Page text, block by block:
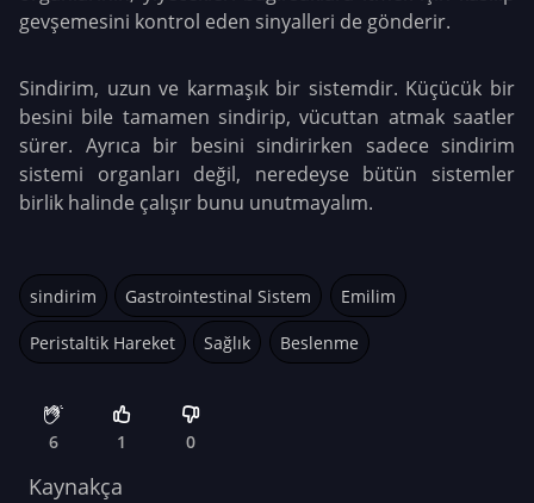
gevşemesini kontrol eden sinyalleri de gönderir.
Sindirim, uzun ve karmaşık bir sistemdir. Küçücük bir
besini bile tamamen sindirip, vücuttan atmak saatler
sürer. Ayrıca bir besini sindirirken sadece sindirim
sistemi organları değil, neredeyse bütün sistemler
birlik halinde çalışır bunu unutmayalım.
sindirim Gastrointestinal Sistem Emilim
Peristaltik Hareket Sağlık Beslenme
6 1 0
Kaynakça